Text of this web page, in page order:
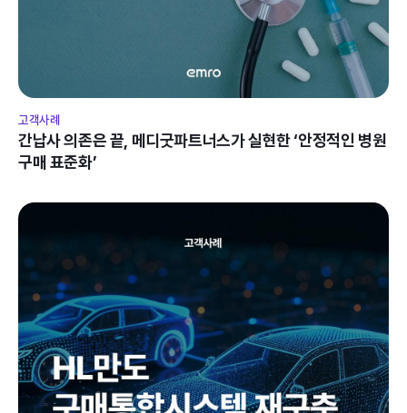
고객사례
간납사 의존은 끝, 메디굿파트너스가 실현한 ‘안정적인 병원
구매 표준화’